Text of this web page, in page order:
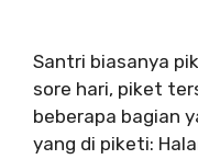
Santri biasanya
sore hari, piket
beberapa bagian
yang di piketi: